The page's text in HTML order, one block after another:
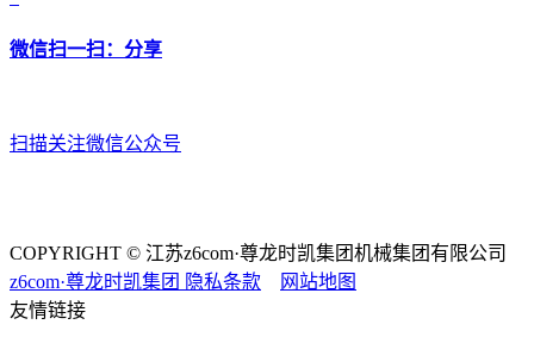
微信扫一扫：分享
扫描关注微信公众号
COPYRIGHT © 江苏z6com·尊龙时凯集团机械集团有限公司
z6com·尊龙时凯集团 隐私条款
网站地图
友情链接